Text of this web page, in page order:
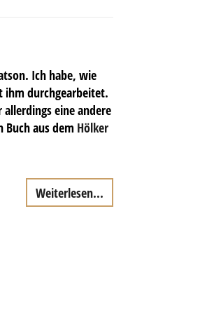
Ich habe, wie
ihm durchgearbeitet.
eine andere
aus dem Hölker
Weiterlesen...